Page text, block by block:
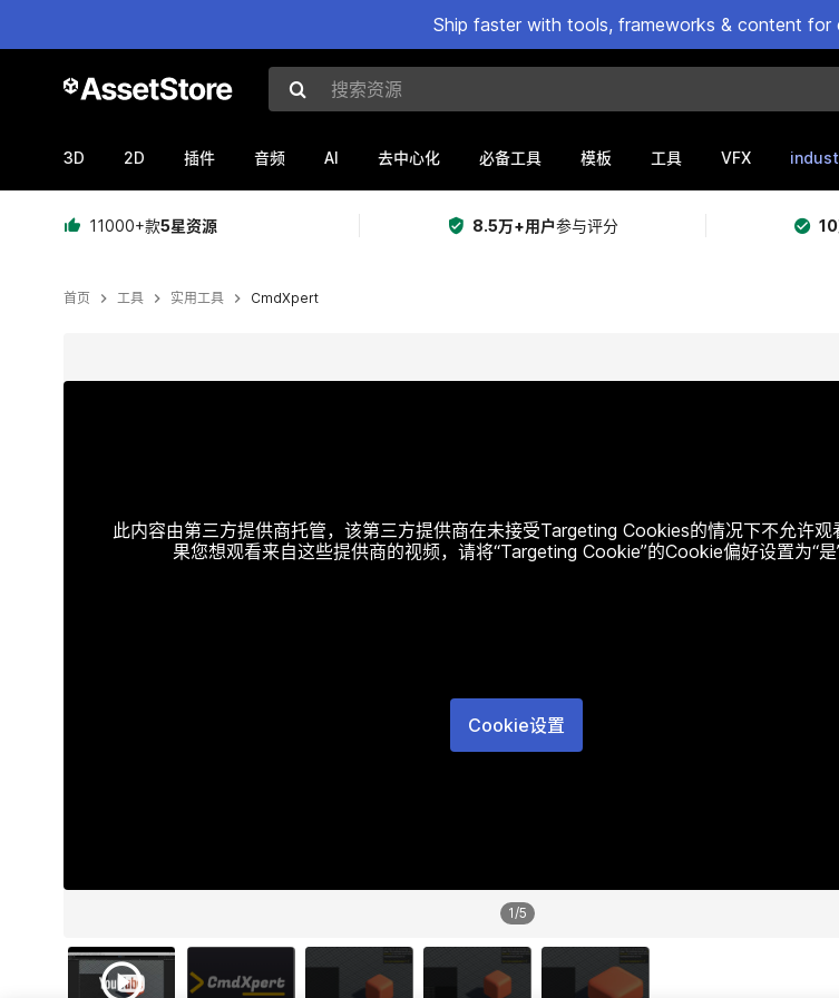
Ship faster with tools, frameworks & content
搜索资源
3D 2D 插件 音频 AI 去中心化 必备工具 模板 工具 VFX
11000+款5星资源 8.5万+用户参与评分
首页 工具 实用工具 CmdXpert
此内容由第三方提供商托管，该第三方提供商在未接受Targeting Cookies的情况下不允许观
果您想观看来自这些提供商的视频，请将“Targeting Cookie”的Cookie偏好设置为“是”
Cookie设置
1/5